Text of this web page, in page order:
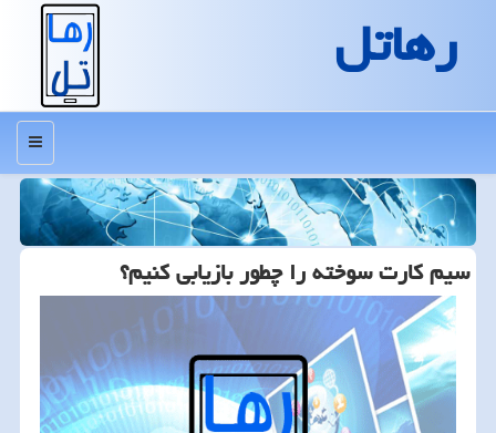
رهاتل
منو
سیم كارت سوخته را چطور بازیابی كنیم؟